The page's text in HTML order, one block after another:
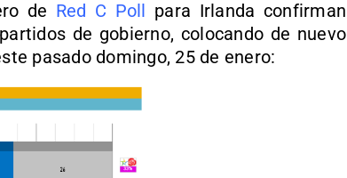
de Red C Poll para Irlanda confirman
de gobierno, colocando de nuevo
pasado domingo, 25 de enero: